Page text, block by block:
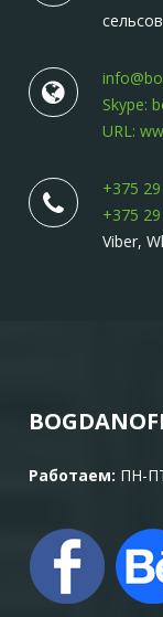
Skype:
URL:
+375
+375
Viber,
Работаем: ПН-